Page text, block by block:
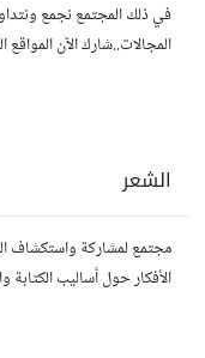
في ذلك المجتمع نجمع
المجالات..شارك الآن
الشعر
مجتمع لمشاركة واستكشاف
الأفكار حول أساليب الكتابة